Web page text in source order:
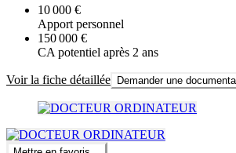
10 000 €
Apport personnel
150 000 €
CA potentiel après 2 ans
Voir la fiche détaillée Demander une